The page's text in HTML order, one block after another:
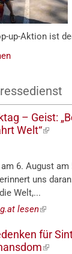
up-Aktion ist
– Geist:
Welt“
6. August
uns
Welt,...
lesen(externer
für